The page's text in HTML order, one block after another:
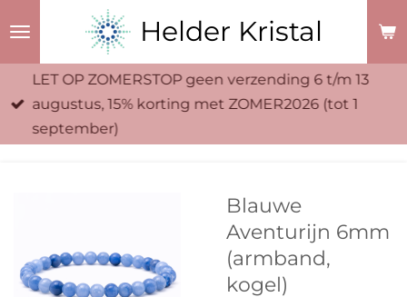
naar
Helder Kristal
LET OP ZOMERSTOP geen verzending 6 t/m 13
augustus, 15% korting met ZOMER2026 (tot 1
september)
Blauwe
Aventurijn 6mm
(armband,
kogel)